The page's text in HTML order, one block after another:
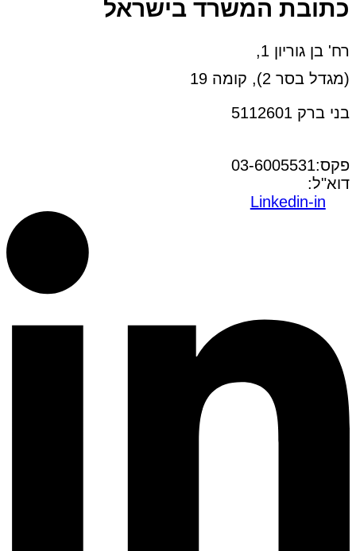
כתובת המשרד בישראל
רח' בן גוריון 1,
(מגדל בסר 2), קומה 19
בני ברק 5112601
פקס:03-6005531
דוא"ל:
Linkedin-in